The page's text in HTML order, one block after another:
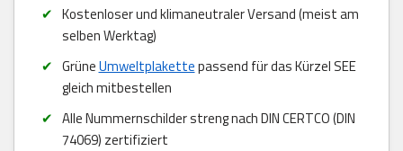
Kostenloser und klimaneutraler Versand (meist am
selben Werktag)
GrüneUmweltplakettepassend für das Kürzel SEE
gleich mitbestellen
Alle Nummernschilder streng nach DIN CERTCO (DIN
74069) zertifiziert